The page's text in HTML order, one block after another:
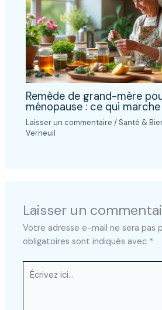
Remède de grand-mère
ménopause : ce qui
Laisser un commentaire / Santé &
Verneuil
Laisser un
Votre adresse e-mail ne sera pas
obligatoires sont indiqués avec *
Écrivez
ici…